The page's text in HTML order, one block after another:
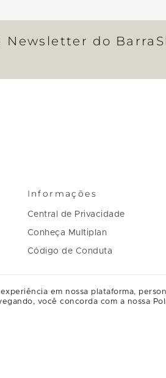
do
Informações
Central de Privacidade
Conheça Multiplan
Código de Conduta
em nossa plataforma,
você concorda com a nossa